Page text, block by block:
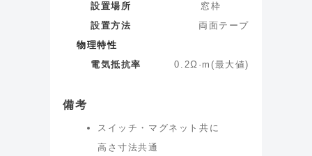
設置場所
窓枠
設置方法
両面テープ
物理特性
電気抵抗率
0.2Ω·m (最大値)
備考
スイッチ・マグネット共に
高さ寸法共通